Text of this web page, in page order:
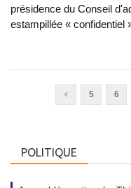
présidence du Conseil
estampillée « confidentiel
5 6
POLITIQUE